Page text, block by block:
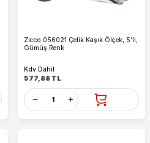
Zicco 056021 Çelik Kaşık Ölçek, 5'li,
Gümüş Renk
Kdv Dahil
577,88 TL